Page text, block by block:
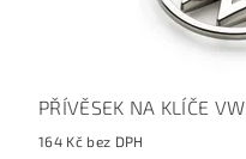
PŘÍVĚSEK NA KLÍČE VW
164 Kč bez DPH